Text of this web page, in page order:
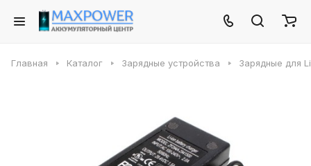
Главная Каталог Зарядные устройства Зарядные для